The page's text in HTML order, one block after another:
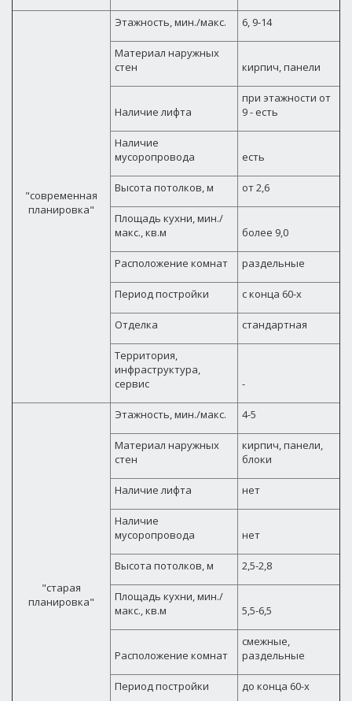
"современная
планировка"
Этажность, мин./макс. 6, 9-14
Материал наружных
стен
кирпич, панели
Наличие лифта
при этажности от
9 - есть
Наличие
мусоропровода
есть
Высота потолков, м от 2,6
Площадь кухни, мин./
макс., кв.м
более 9,0
Расположение комнат раздельные
Период постройки с конца 60-х
Отделка стандартная
Территория,
инфраструктура,
сервис
-
"старая
планировка"
Этажность, мин./макс. 4-5
Материал наружных
стен
кирпич, панели,
блоки
Наличие лифта нет
Наличие
мусоропровода
нет
Высота потолков, м 2,5-2,8
Площадь кухни, мин./
макс., кв.м
5,5-6,5
Расположение комнат
смежные,
раздельные
Период постройки до конца 60-х